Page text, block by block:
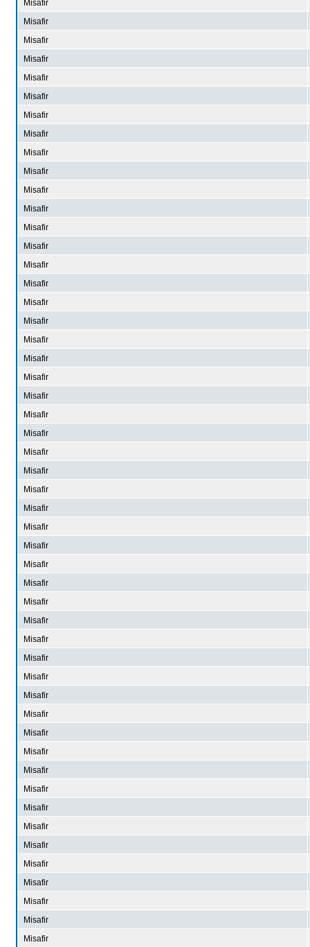
Misafir
Misafir
Misafir
Misafir
Misafir
Misafir
Misafir
Misafir
Misafir
Misafir
Misafir
Misafir
Misafir
Misafir
Misafir
Misafir
Misafir
Misafir
Misafir
Misafir
Misafir
Misafir
Misafir
Misafir
Misafir
Misafir
Misafir
Misafir
Misafir
Misafir
Misafir
Misafir
Misafir
Misafir
Misafir
Misafir
Misafir
Misafir
Misafir
Misafir
Misafir
Misafir
Misafir
Misafir
Misafir
Misafir
Misafir
Misafir
Misafir
Misafir
Misafir